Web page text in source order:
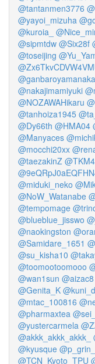
@tantanmen3776
@yayoi_mizuha
@kuroia_
@sipmtdw @Six28f
@toseijing
@ganbaroyamanaka
@nakajimamiyuki
@NOZAWAHikaru
@tanhoiza1945
@Dy66th @HMA04
@Manyaces
@mocchi20xx
@taezakinZ
@miduki_neko
@NoW_Watanabe
@tempomage
@blueblue_jisswo
@naokingston
@Samidare_1651
@su_kisha10
@toomootoomooo
@wan1sun @aizac8
@Genita_K
@mtac_100816
@pharmaxtea
@yustercarmela
@akkk_akkk_akkk_
@kyusque
@TCN_Kyoto_TPU